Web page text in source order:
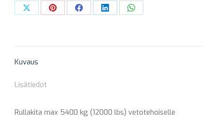
Share Share Share Share Share
Kuvaus
Lisätiedot
Rullakita max 5400 kg (12000 lbs) vetotehoiselle